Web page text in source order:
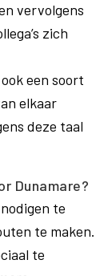
vervolgens
zich
een soort
elkaar
deze taal
Dunamare?
te
te maken.
te